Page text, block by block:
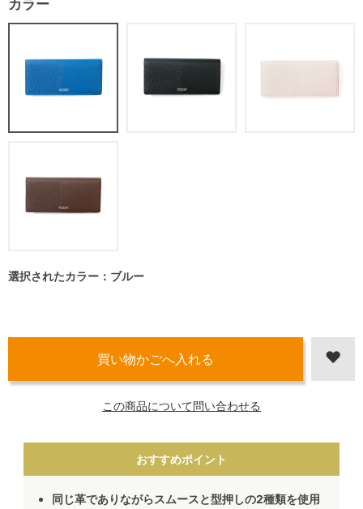
カラー
選択されたカラー：ブルー
この商品について問い合わせる
おすすめポイント
同じ革でありながらスムースと型押しの2種類を使用